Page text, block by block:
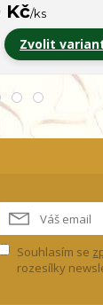
Kč/ks
Zvolit
Souhlasím se
rozesílky